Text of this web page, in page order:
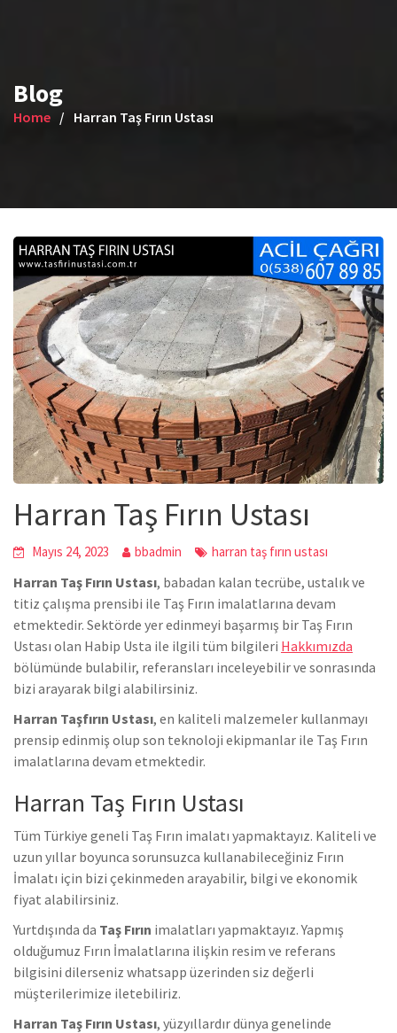
Blog
Home Harran Taş Fırın Ustası
Harran Taş Fırın Ustası
Mayıs 24, 2023 bbadmin harran taş fırın ustası
Harran Taş Fırın Ustası, babadan kalan tecrübe, ustalık ve
titiz çalışma prensibi ile Taş Fırın imalatlarına devam
etmektedir. Sektörde yer edinmeyi başarmış bir Taş Fırın
Ustası olan Habip Usta ile ilgili tüm bilgileri Hakkımızda
bölümünde bulabilir, referansları inceleyebilir ve sonrasında
bizi arayarak bilgi alabilirsiniz.
Harran Taşfırın Ustası, en kaliteli malzemeler kullanmayı
prensip edinmiş olup son teknoloji ekipmanlar ile Taş Fırın
imalatlarına devam etmektedir.
Harran Taş Fırın Ustası
Tüm Türkiye geneli Taş Fırın imalatı yapmaktayız. Kaliteli ve
uzun yıllar boyunca sorunsuzca kullanabileceğiniz Fırın
İmalatı için bizi çekinmeden arayabilir, bilgi ve ekonomik
fiyat alabilirsiniz.
Yurtdışında da Taş Fırın imalatları yapmaktayız. Yapmış
olduğumuz Fırın İmalatlarına ilişkin resim ve referans
bilgisini dilerseniz whatsapp üzerinden siz değerli
müşterilerimize iletebiliriz.
Harran Taş Fırın Ustası, yüzyıllardır dünya genelinde